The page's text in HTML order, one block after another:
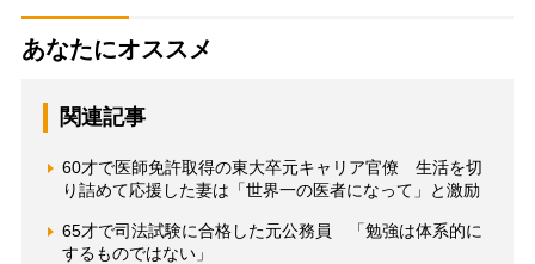
あなたにオススメ
関連記事
60才で医師免許取得の東大卒元キャリア官僚 生活を切
り詰めて応援した妻は「世界一の医者になって」と激励
65才で司法試験に合格した元公務員 「勉強は体系的に
するものではない」